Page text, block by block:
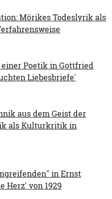
Mörikes Todeslyrik als
Poetik in Gottfried
Liebesbriefe'
aus dem Geist der
als Kulturkritik in
in Ernst
Herz' von 1929